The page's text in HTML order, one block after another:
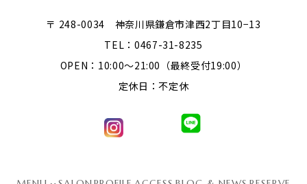
〒 248-0034 神奈川県鎌倉市津西2丁目10−13
TEL：0467-31-8235
OPEN：10:00～21:00（最終受付19:00）
定休日：不定休